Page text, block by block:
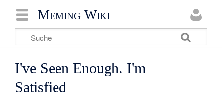
Meming Wiki
I've Seen Enough. I'm
Satisfied